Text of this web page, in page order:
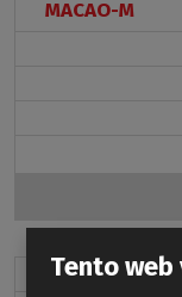
MACAO-M
Tento